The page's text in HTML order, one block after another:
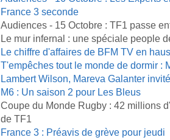
France 3 seconde
Audiences - 15 Octobre : TF1 passe
Le mur infernal : une spéciale people
Le chiffre d'affaires de BFM TV en
T'empêches tout le monde de dormir :
Lambert Wilson, Mareva Galanter
M6 : Un saison 2 pour Les Bleus
Coupe du Monde Rugby : 42 millions
de TF1
France 3 : Préavis de grève pour jeudi